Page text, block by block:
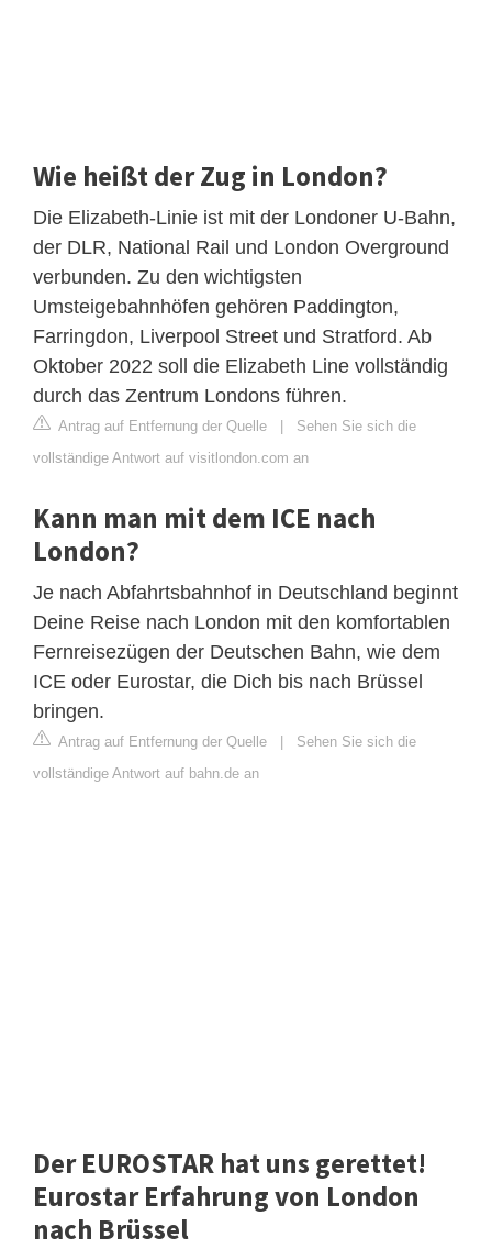
Wie heißt der Zug in London?
Die Elizabeth-Linie ist mit der Londoner U-Bahn,
der DLR, National Rail und London Overground
verbunden. Zu den wichtigsten
Umsteigebahnhöfen gehören Paddington,
Farringdon, Liverpool Street und Stratford. Ab
Oktober 2022 soll die Elizabeth Line vollständig
durch das Zentrum Londons führen.
Antrag auf Entfernung der Quelle
Sehen Sie sich die
vollständige Antwort auf visitlondon.com an
Kann man mit dem ICE nach
London?
Je nach Abfahrtsbahnhof in Deutschland beginnt
Deine Reise nach London mit den komfortablen
Fernreisezügen der Deutschen Bahn, wie dem
ICE oder Eurostar, die Dich bis nach Brüssel
bringen.
Antrag auf Entfernung der Quelle
Sehen Sie sich die
vollständige Antwort auf bahn.de an
Der EUROSTAR hat uns gerettet!
Eurostar Erfahrung von London
nach Brüssel